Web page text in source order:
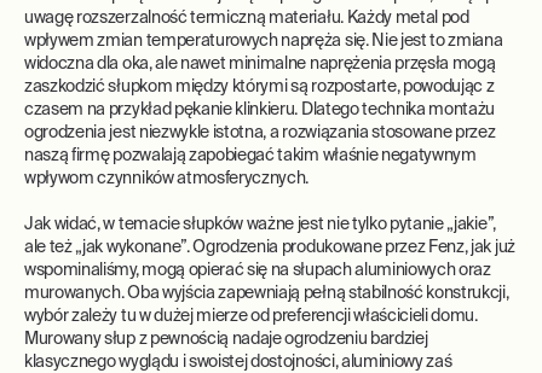
uwagę rozszerzalność termiczną materiału. Każdy metal pod
wpływem zmian temperaturowych napręża się. Nie jest to zmiana
widoczna dla oka, ale nawet minimalne naprężenia przęsła mogą
zaszkodzić słupkom między którymi są rozpostarte, powodując z
czasem na przykład pękanie klinkieru. Dlatego technika montażu
ogrodzenia jest niezwykle istotna, a rozwiązania stosowane przez
naszą firmę pozwalają zapobiegać takim właśnie negatywnym
wpływom czynników atmosferycznych.
Jak widać, w temacie słupków ważne jest nie tylko pytanie „jakie”,
ale też „jak wykonane”. Ogrodzenia produkowane przez Fenz, jak już
wspominaliśmy, mogą opierać się na słupach aluminiowych oraz
murowanych. Oba wyjścia zapewniają pełną stabilność konstrukcji,
wybór zależy tu w dużej mierze od preferencji właścicieli domu.
Murowany słup z pewnością nadaje ogrodzeniu bardziej
klasycznego wyglądu i swoistej dostojności, aluminiowy zaś